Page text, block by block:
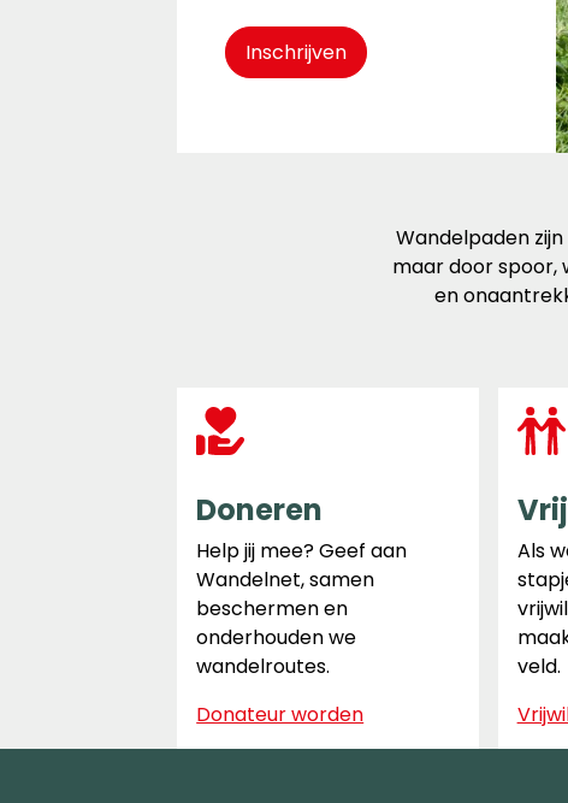
Inschrijven
Wandelpaden
maar door spoor,
en
Doneren
Help jij mee? Geef aan
Wandelnet, samen
beschermen en
onderhouden we
wandelroutes.
Donateur worden
Als
veld.